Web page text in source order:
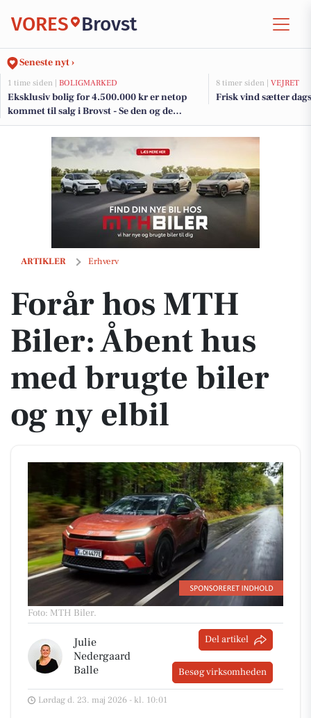
VORES Brovst
Seneste nyt ›
1 time siden | BOLIGMARKED
Eksklusiv bolig for 4.500.000 kr er netop
kommet til salg i Brovst - Se den og de
dyreste boliger her
8 timer siden | VEJRET
Frisk vind sætter
ARTIKLER Erhverv
Forår hos MTH Biler: Åbent hus med brugte biler og ny elbil
Forår hos MTH
Biler: Åbent hus
med brugte biler
og ny elbil
Foto: MTH Biler.
Julie
Nedergaard
Balle
Del artikel
Besøg virksomheden
Lørdag d. 23. maj 2026 - kl. 10:01